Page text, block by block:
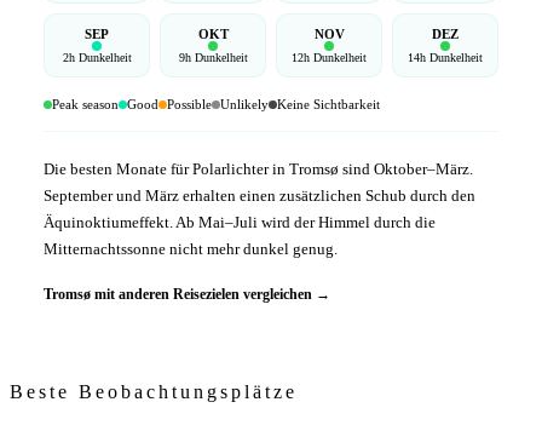
SEP
2h Dunkelheit
OKT
9h Dunkelheit
NOV
12h Dunkelheit
DEZ
14h Dunkelheit
Peak season Good Possible Unlikely Keine Sichtbarkeit
Die besten Monate für Polarlichter in Tromsø sind Oktober–März.
September und März erhalten einen zusätzlichen Schub durch den
Äquinoktiumeffekt. Ab Mai–Juli wird der Himmel durch die
Mitternachtssonne nicht mehr dunkel genug.
Tromsø mit anderen Reisezielen vergleichen →
Beste Beobachtungsplätze